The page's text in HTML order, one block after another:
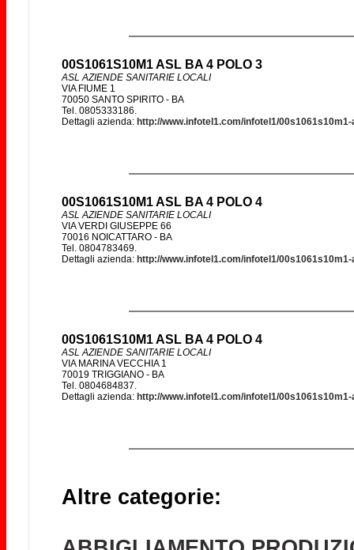
00S1061S10M1 ASL BA 4 POLO 3
ASL AZIENDE SANITARIE LOCALI
VIA FIUME 1
70050 SANTO SPIRITO - BA
Tel. 0805333186.
Dettagli azienda: http://www.infotel1.com/infotel1/
00S1061S10M1 ASL BA 4 POLO 4
ASL AZIENDE SANITARIE LOCALI
VIA VERDI GIUSEPPE 66
70016 NOICATTARO - BA
Tel. 0804783469.
Dettagli azienda: http://www.infotel1.com/infotel1/
00S1061S10M1 ASL BA 4 POLO 4
ASL AZIENDE SANITARIE LOCALI
VIA MARINA VECCHIA 1
70019 TRIGGIANO - BA
Tel. 0804684837.
Dettagli azienda: http://www.infotel1.com/infotel1/
Altre categorie: